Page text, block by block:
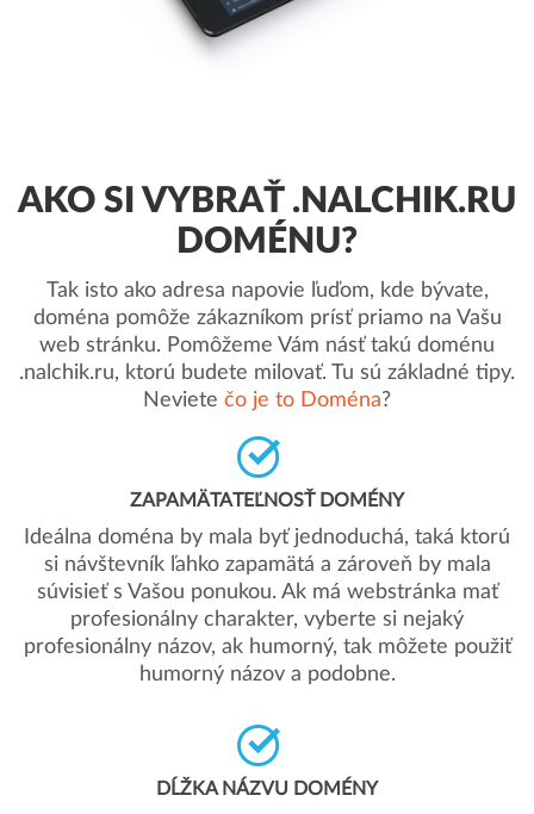
AKO SI VYBRAŤ .NALCHIK.RU
DOMÉNU?
Tak isto ako adresa napovie ľuďom, kde bývate,
doména pomôže zákazníkom prísť priamo na Vašu
web stránku. Pomôžeme Vám násť takú doménu
.nalchik.ru, ktorú budete milovať. Tu sú základné tipy.
Neviete čo je to Doména?
ZAPAMÄTATEĽNOSŤ DOMÉNY
Ideálna doména by mala byť jednoduchá, taká ktorú
si návštevník ľahko zapamätá a zároveň by mala
súvisieť s Vašou ponukou. Ak má webstránka mať
profesionálny charakter, vyberte si nejaký
profesionálny názov, ak humorný, tak môžete použiť
humorný názov a podobne.
DĹŽKA NÁZVU DOMÉNY